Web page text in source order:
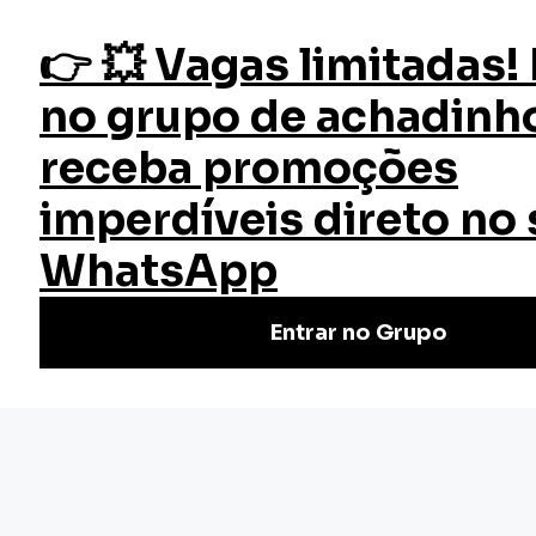
fazer login
Início Cursos Cursos Gratuitos Desvendando os Arquétipos
Curso Desvendando os
Arquétipos
"Desvendando os Arquétipos"! Aprenda sobre arquétipos e
encontre seu caminho. Inscreva-se agora!